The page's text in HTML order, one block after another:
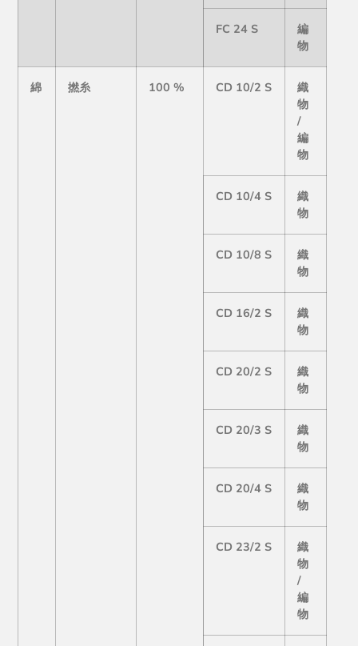
FC 24 S
編
物
綿 撚糸 100 % CD 10/2 S
織
物
/
編
物
CD 10/4 S
織
物
CD 10/8 S
織
物
CD 16/2 S
織
物
CD 20/2 S
織
物
CD 20/3 S
織
物
CD 20/4 S
織
物
CD 23/2 S
織
物
/
編
物